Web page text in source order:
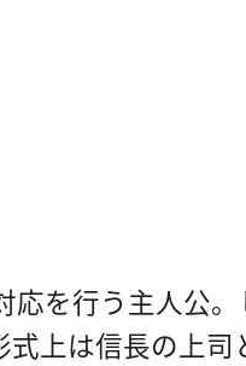
を行う主人公
上は信長の上